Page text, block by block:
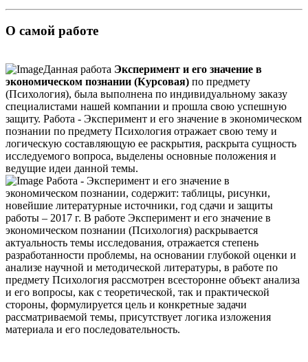
О самой работе
Данная работа Эксперимент и его значение в
экономическом познании (Курсовая) по предмету
(Психология), была выполнена по индивидуальному заказу
специалистами нашей компании и прошла свою успешную
защиту. Работа - Эксперимент и его значение в экономическом
познании по предмету Психология отражает свою тему и
логическую составляющую ее раскрытия, раскрыта сущность
исследуемого вопроса, выделены основные положения и
ведущие идеи данной темы.
Работа - Эксперимент и его значение в
экономическом познании, содержит: таблицы, рисунки,
новейшие литературные источники, год сдачи и защиты
работы – 2017 г. В работе Эксперимент и его значение в
экономическом познании (Психология) раскрывается
актуальность темы исследования, отражается степень
разработанности проблемы, на основании глубокой оценки и
анализе научной и методической литературы, в работе по
предмету Психология рассмотрен всесторонне объект анализа
и его вопросы, как с теоретической, так и практической
стороны, формулируется цель и конкретные задачи
рассматриваемой темы, присутствует логика изложения
материала и его последовательность.